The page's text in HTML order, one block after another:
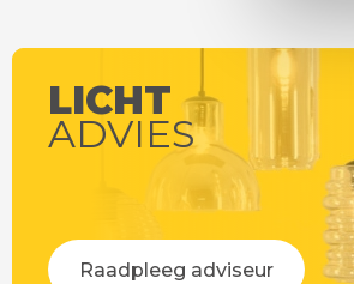
LICHT
ADVIES
Raadpleeg adviseur